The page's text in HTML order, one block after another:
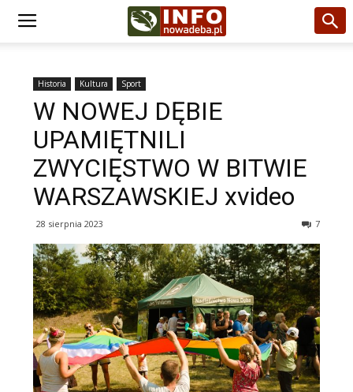
Historia Kultura Sport
W NOWEJ DĘBIE
UPAMIĘTNILI
ZWYCIĘSTWO W BITWIE
WARSZAWSKIEJ xvideo
28 sierpnia 2023 7